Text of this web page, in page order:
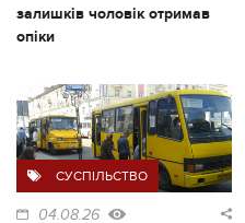
залишків чоловік отримав
опіки
СУСПІЛЬСТВО
04.08.26